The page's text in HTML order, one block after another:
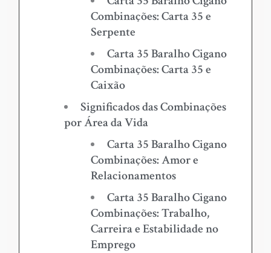
Combinações: Carta 35 e
Serpente
Carta 35 Baralho Cigano
Combinações: Carta 35 e
Caixão
Significados das Combinações
por Área da Vida
Carta 35 Baralho Cigano
Combinações: Amor e
Relacionamentos
Carta 35 Baralho Cigano
Combinações: Trabalho,
Carreira e Estabilidade no
Emprego